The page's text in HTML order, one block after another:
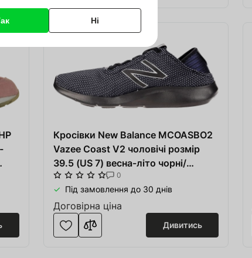
Кросівки New Balance MCOASBO2
Vazee Coast V2 чоловічі розмір
39.5 (US 7) весна-літо чорні/
темно-сірі тканина
0
Під замовлення до 30 днів
Договірна ціна
Дивитись
Ні
за допомогою
мереж